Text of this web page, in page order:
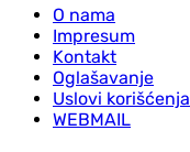
O nama
Impresum
Kontakt
Oglašavanje
Uslovi korišćenja
WEBMAIL